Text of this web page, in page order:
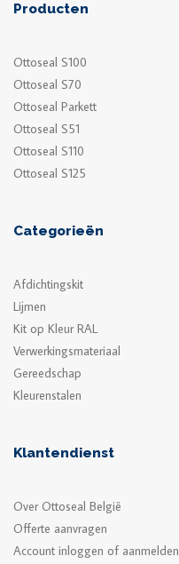
Producten
Ottoseal S100
Ottoseal S70
Ottoseal Parkett
Ottoseal S51
Ottoseal S110
Ottoseal S125
Categorieën
Afdichtingskit
Lijmen
Kit op Kleur RAL
Verwerkingsmateriaal
Gereedschap
Kleurenstalen
Klantendienst
Over Ottoseal België
Offerte aanvragen
Account inloggen of aanmelden